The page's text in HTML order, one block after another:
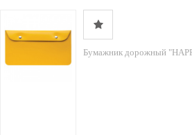
Бумажник дорожный